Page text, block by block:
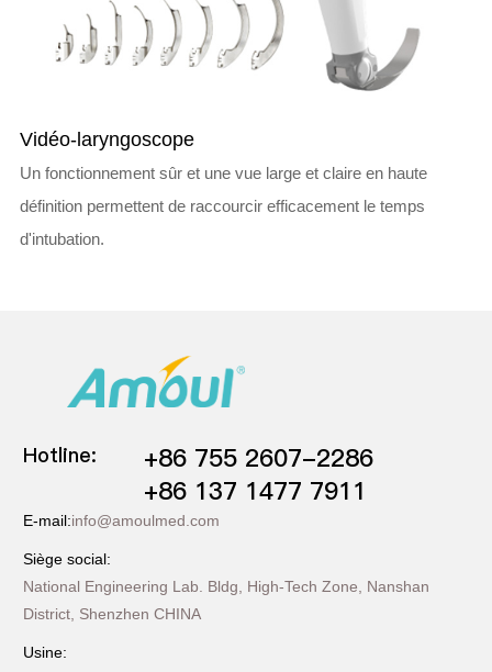
Vidéo-laryngoscope
Un fonctionnement sûr et une vue large et claire en haute
définition permettent de raccourcir efficacement le temps
d'intubation.
Hotline:
+86 755 2607-2286
+86 137 1477 7911
E-mail:info@amoulmed.com
Siège social:
National Engineering Lab. Bldg, High-Tech Zone, Nanshan
District, Shenzhen CHINA
Usine: